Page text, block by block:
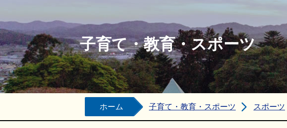
子育て・教育・スポーツ
ホーム 子育て・教育・スポーツ スポーツ